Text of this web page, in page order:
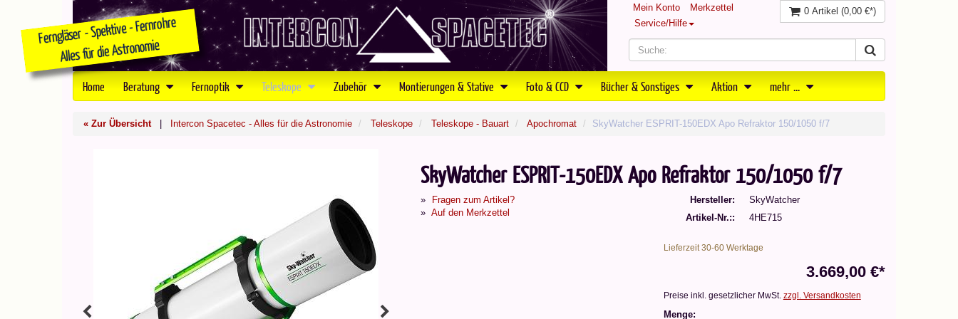
Mein Konto
Merkzettel
Service/Hilfe
0 Artikel (0,00 €*)
Home Beratung Fernoptik Teleskope Zubehör Montierungen & Stative Foto & CCD Bücher & Sonstiges Aktion mehr ...
« Zur Übersicht| Intercon Spacetec - Alles für die Astronomie Teleskope Teleskope - Bauart Apochromat SkyWatcher ESPRIT-150EDX Apo Refraktor 150/1050 f/7
SkyWatcher ESPRIT-150EDX Apo Refraktor 150/1050 f/7
Fragen zum Artikel?
Auf den Merkzettel
Hersteller
SkyWatcher
Artikel-Nr.:
4HE715
Lieferzeit 30-60 Werktage
3.669,00 €*
Preise inkl. gesetzlicher MwSt. zzgl. Versandkosten
Menge: